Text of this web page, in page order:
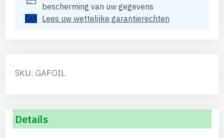
bescherming van uw gegevens
Lees uw wettelijke garantierechten
SKU: GAFOIL
Details